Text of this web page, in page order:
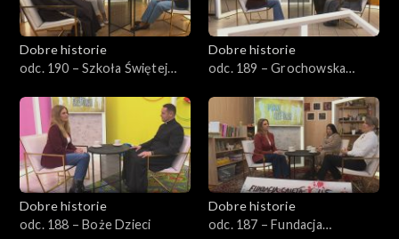
Dobre historie
odc. 190 – Szkoła Świętej
Dobre historie
odc. 189 – Grochowska
Dobre historie
odc. 188 – Boże Dzieci
Dobre historie
odc. 187 – Fundacja